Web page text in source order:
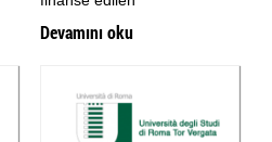
Devamını oku